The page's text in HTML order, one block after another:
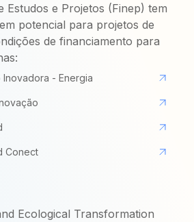
Estudos e Projetos (Finep) tem
potencial para projetos de
de financiamento para
Inovadora - Energia
Conect
Ecological Transformation